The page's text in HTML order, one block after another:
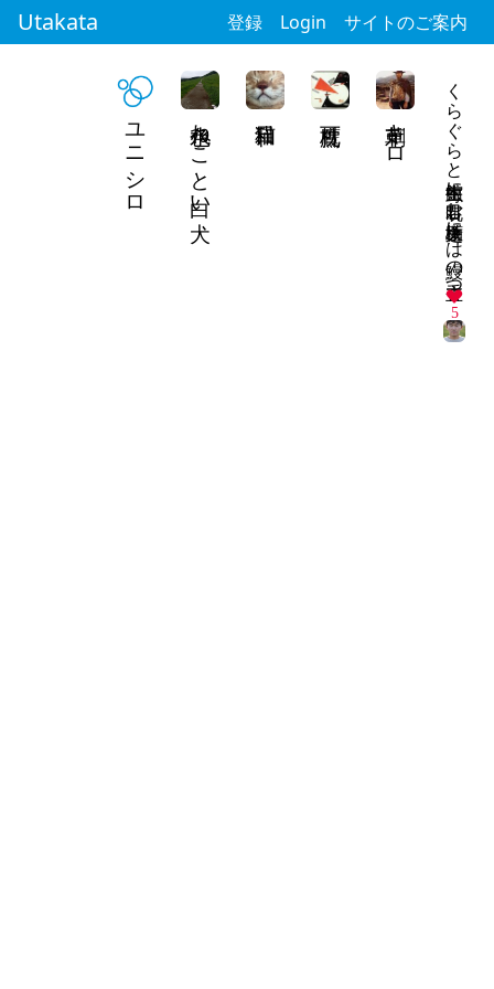
Utakata 登録 Login サイトのご案内
くらぐらと寄生虫館に君眺む権之助坂には鰻の香立つ
5
刺草キロ
水色ねこと白い犬
ユニシロ